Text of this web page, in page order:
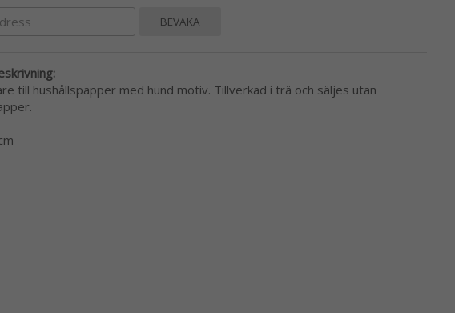
BEVAKA
till hushållspapper med hund motiv. Tillverkad i trä och säljes utan